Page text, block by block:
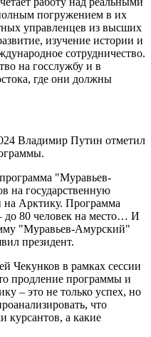
погружением в их
управленцев из высших
изучение истории и
сотрудничество.
на госслужбу и в
где они должны
Владимир Путин отметил
"Муравьев-
на государственную
на Арктику. Программа
до 80 человек на место… И
"Муравьев-Амурский"
президент.
Чекунков в рамках сессии
продление программы и
– это не только успех, но
что
курсантов, а какие